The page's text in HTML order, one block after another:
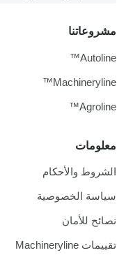
معلومات
الشروط والأحكام
سياسة الخصوصية
نصائح للأمان
تقييمات Machineryline
مشروعاتنا
Autoline™
Machineryline™
Agroline™